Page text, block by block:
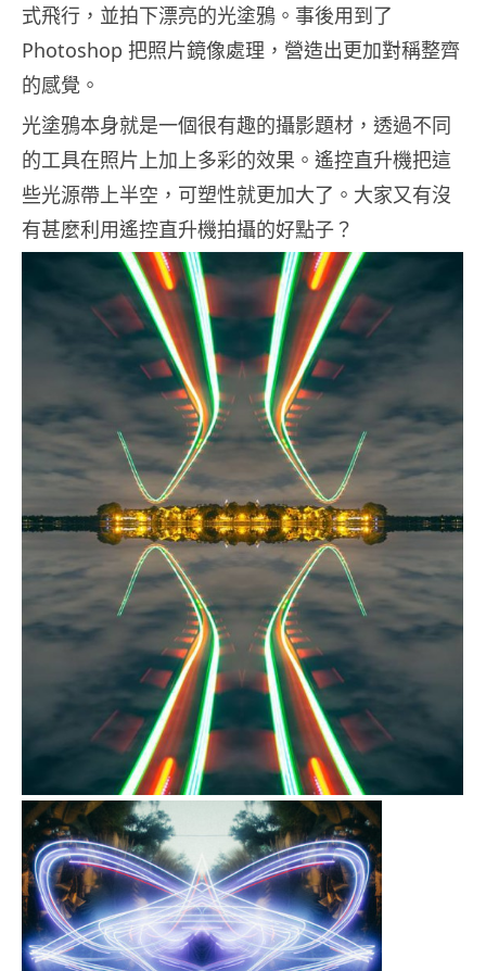
式飛行，並拍下漂亮的光塗鴉。事後用到了
Photoshop 把照片鏡像處理，營造出更加對稱整齊
的感覺。
光塗鴉本身就是一個很有趣的攝影題材，透過不同
的工具在照片上加上多彩的效果。遙控直升機把這
些光源帶上半空，可塑性就更加大了。大家又有沒
有甚麼利用遙控直升機拍攝的好點子？